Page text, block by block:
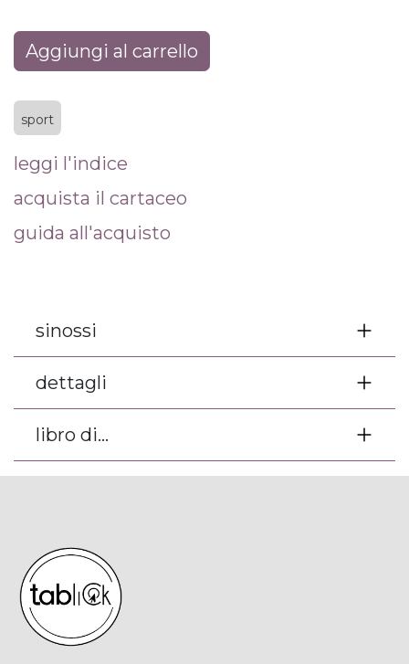
Aggiungi al carrello
sport
leggi l'indice
acquista il cartaceo
guida all'acquisto
sinossi
dettagli
libro di...